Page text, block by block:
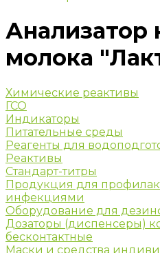
Анализатор
молока
Химические реактивы
ГСО
Индикаторы
Питательные среды
Реагенты для
Реактивы
Стандарт-титры
Продукция для
инфекциями
Оборудование для
Дозаторы (диспенсеры)
бесконтактные
Маски и средства